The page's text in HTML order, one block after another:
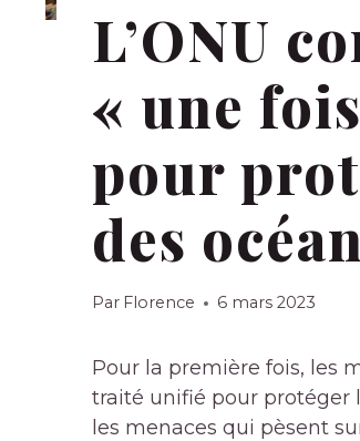
L’ONU
« une
pour
des
Par Florence 6 mars 2023
Pour la première fois, les
traité unifié pour protéger
les menaces qui pèsent